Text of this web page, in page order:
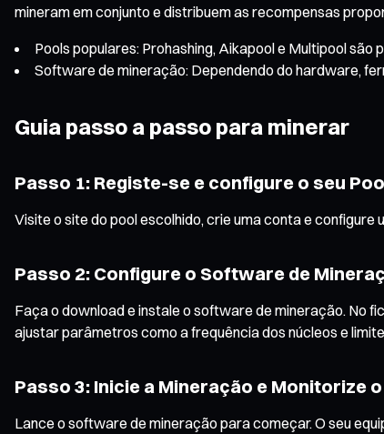
mineram em conjunto e distribuem as recompensas
Pools populares: Prohashing, Aikapool e Multipool
Software de mineração: Dependendo do hardware,
Guia passo a passo para minerar
Passo 1: Registe-se e configure o seu
Visite o site do pool escolhido, crie uma conta e
Passo 2: Configure o Software de
Faça o download e instale o software de mineração. No
ajustar parâmetros como a frequência dos núcleos e
Passo 3: Inicie a Mineração e Monitorize
Lance o software de mineração para começar. O seu